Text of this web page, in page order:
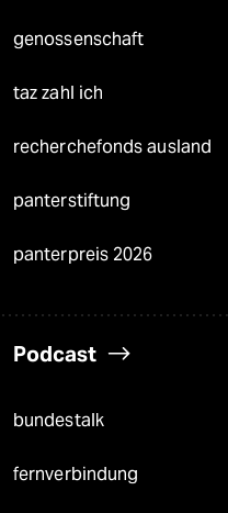
genossenschaft
taz zahl ich
recherchefonds ausland
panterstiftung
panterpreis 2026
Podcast
bundestalk
fernverbindung